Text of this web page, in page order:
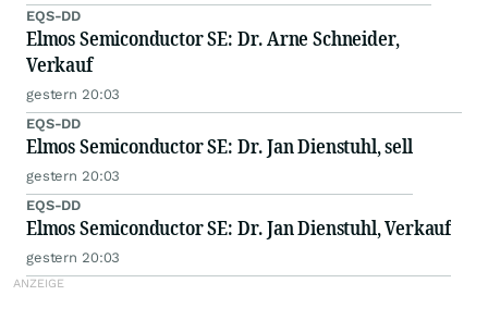
EQS-DD
Elmos Semiconductor SE: Dr. Arne Schneider,
Verkauf
gestern 20:03
EQS-DD
Elmos Semiconductor SE: Dr. Jan Dienstuhl, sell
gestern 20:03
EQS-DD
Elmos Semiconductor SE: Dr. Jan Dienstuhl, Verkauf
gestern 20:03